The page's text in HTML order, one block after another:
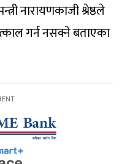
नारायणकाजी श्रेष्ठले
गर्न नसक्ने बताएका